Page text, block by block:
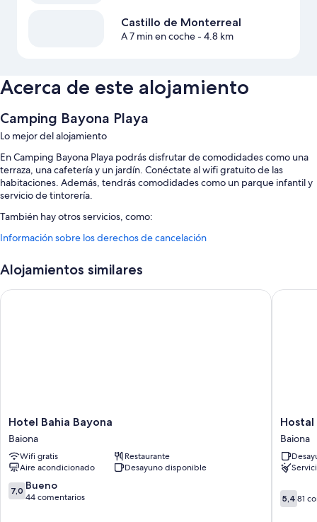
Castillo de Monterreal
A 7 min en coche- 4.8 km
Acerca de este alojamiento
Camping Bayona Playa
Lo mejor del alojamiento
En Camping Bayona Playa podrás disfrutar de comodidades como una
terraza, una cafetería y un jardín. Conéctate al wifi gratuito de las
habitaciones. Además, tendrás comodidades como un parque infantil y
servicio de tintorería.
También hay otros servicios, como:
Una piscina al aire libre de temporada con un tobogán acuático
Una máquina expendedora, asistencia turística y para la compra de
entradas y un ascensor
Cocinas básicas, frigoríficos y microondas
Información sobre los derechos de cancelación
Alojamientos similares
Hotel
Bahia
Bayona
Baiona
Hotel Bahia Bayona
Baiona
Wifi gratis
Restaurante
Aire acondicionado
Desayuno disponible
7.0
sobre
7,0 Bueno
44 comentarios
Hotel Bahia Bayona
Hostal
El
Viejo
Galeón
Baiona
Hostal
Baiona
5.4
sobre
5,4 81
Hostal